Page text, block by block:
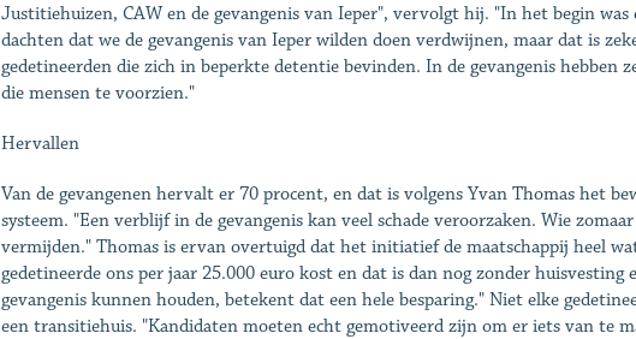
Justitiehuizen, CAW en de gevangenis van Ieper", vervolgt hij. "In het begin
dachten dat we de gevangenis van Ieper wilden doen verdwijnen, maar dat is
gedetineerden die zich in beperkte detentie bevinden. In de gevangenis hebben
die mensen te voorzien."
Hervallen
Van de gevangenen hervalt er 70 procent, en dat is volgens Yvan Thomas het
systeem. "Een verblijf in de gevangenis kan veel schade veroorzaken. Wie
vermijden." Thomas is ervan overtuigd dat het initiatief de maatschappij heel
gedetineerde ons per jaar 25.000 euro kost en dat is dan nog zonder huisvesting
gevangenis kunnen houden, betekent dat een hele besparing." Niet elke
een transitiehuis. "Kandidaten moeten echt gemotiveerd zijn om er iets van te